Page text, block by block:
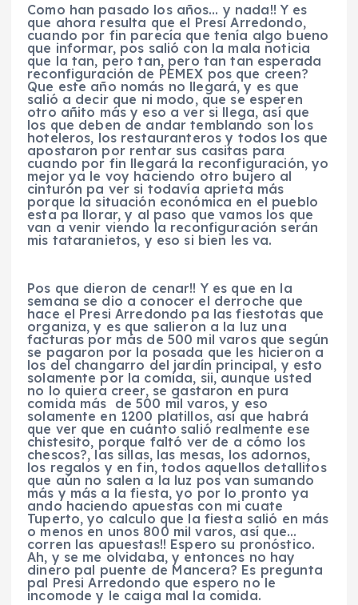
Como han pasado los años… y nada!! Y es
que ahora resulta que el Presi Arredondo,
cuando por fin parecía que tenía algo bueno
que informar, pos salió con la mala noticia
que la tan, pero tan, pero tan tan esperada
reconfiguración de PEMEX pos que creen?
Que este año nomás no llegará, y es que
salió a decir que ni modo, que se esperen
otro añito más y eso a ver si llega, así que
los que deben de andar temblando son los
hoteleros, los restauranteros y todos los que
apostaron por rentar sus casitas para
cuando por fin llegará la reconfiguración, yo
mejor ya le voy haciendo otro bujero al
cinturón pa ver si todavía aprieta más
porque la situación económica en el pueblo
esta pa llorar, y al paso que vamos los que
van a venir viendo la reconfiguración serán
mis tataranietos, y eso si bien les va.
Pos que dieron de cenar!! Y es que en la
semana se dio a conocer el derroche que
hace el Presi Arredondo pa las fiestotas que
organiza, y es que salieron a la luz una
facturas por más de 500 mil varos que según
se pagaron por la posada que les hicieron a
los del changarro del jardín principal, y esto
solamente por la comida, sii, aunque usted
no lo quiera creer, se gastaron en pura
comida más de 500 mil varos, y eso
solamente en 1200 platillos, así que habrá
que ver que en cuánto salió realmente ese
chistesito, porque faltó ver de a cómo los
chescos?, las sillas, las mesas, los adornos,
los regalos y en fin, todos aquellos detallitos
que aún no salen a la luz pos van sumando
más y más a la fiesta, yo por lo pronto ya
ando haciendo apuestas con mi cuate
Tuperto, yo calculo que la fiesta salió en más
o menos en unos 800 mil varos, así que…
corren las apuestas!! Espero su pronóstico.
Ah, y se me olvidaba, y entonces no hay
dinero pal puente de Mancera? Es pregunta
pal Presi Arredondo que espero no le
incomode y le caiga mal la comida.